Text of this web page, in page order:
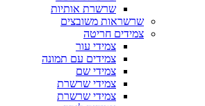
שרשרת אותיות
שרשראות משובצים
צמידים חריטה
צמידי עור
צמידים עם תמונה
צמידי שם
צמידי שרשרת
צמידי שרשרת